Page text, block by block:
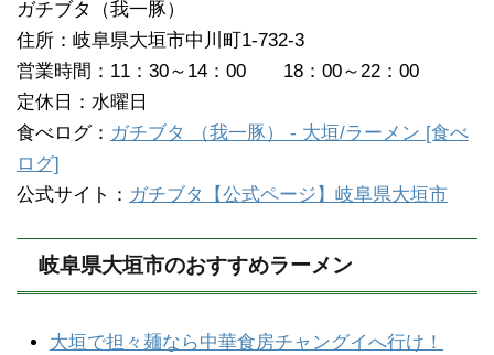
ガチブタ（我一豚）
住所：岐阜県大垣市中川町1-732-3
営業時間：11：30～14：00 18：00～22：00
定休日：水曜日
食べログ： ガチブタ （我一豚） - 大垣/ラーメン [食べ
ログ]
公式サイト： ガチブタ【公式ページ】岐阜県大垣市
岐阜県大垣市のおすすめラーメン
大垣で担々麺なら中華食房チャングイへ行け！